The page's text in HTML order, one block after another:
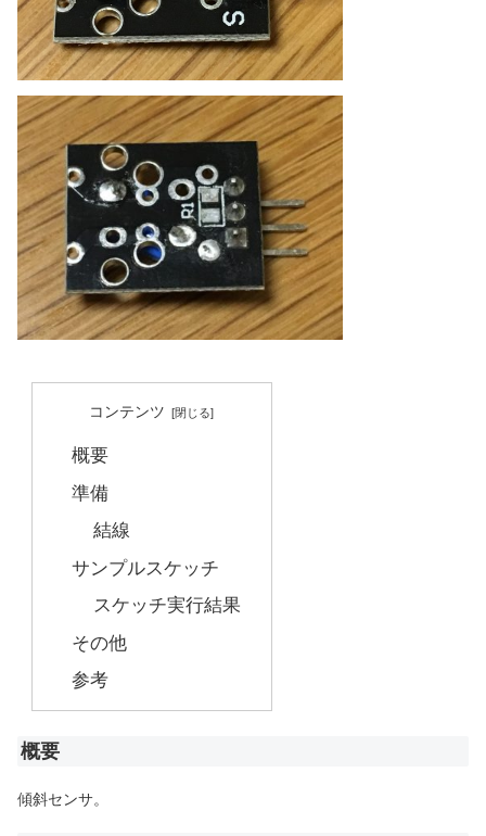
コンテンツ
概要
準備
結線
サンプルスケッチ
スケッチ実行結果
その他
参考
概要
傾斜センサ。